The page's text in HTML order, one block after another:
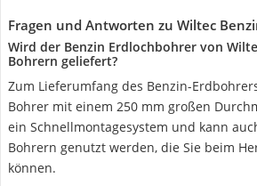
Fragen und Antworten zu Wiltec
Wird der Benzin Erdlochbohrer von
Bohrern geliefert?
Zum Lieferumfang des Benzin-
Bohrer mit einem 250 mm großen
ein Schnellmontagesystem und kann
Bohrern genutzt werden, die Sie beim
können.